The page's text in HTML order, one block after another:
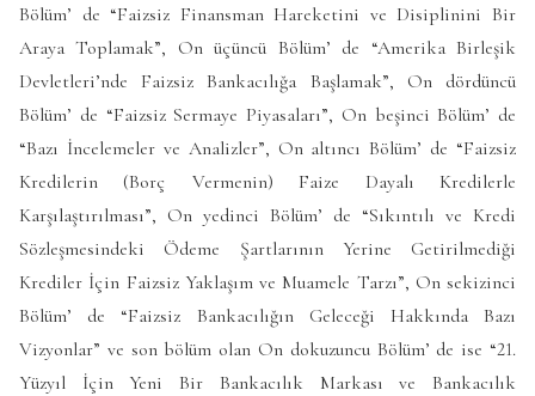
Bölüm’ de “Faizsiz Finansman Hareketini ve Disiplinini Bir
Araya Toplamak”, On üçüncü Bölüm’ de “Amerika Birleşik
Devletleri’nde Faizsiz Bankacılığa Başlamak”, On dördüncü
Bölüm’ de “Faizsiz Sermaye Piyasaları”, On beşinci Bölüm’ de
“Bazı İncelemeler ve Analizler”, On altıncı Bölüm’ de “Faizsiz
Kredilerin (Borç Vermenin) Faize Dayalı Kredilerle
Karşılaştırılması”, On yedinci Bölüm’ de “Sıkıntılı ve Kredi
Sözleşmesindeki Ödeme Şartlarının Yerine Getirilmediği
Krediler İçin Faizsiz Yaklaşım ve Muamele Tarzı”, On sekizinci
Bölüm’ de “Faizsiz Bankacılığın Geleceği Hakkında Bazı
Vizyonlar” ve son bölüm olan On dokuzuncu Bölüm’ de ise “21.
Yüzyıl İçin Yeni Bir Bankacılık Markası ve Bankacılık